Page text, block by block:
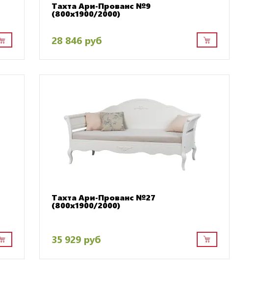
Тахта Ари-Прованс №9
(800х1900/2000)
28 846 руб
Тахта Ари-Прованс №27
(800х1900/2000)
35 929 руб